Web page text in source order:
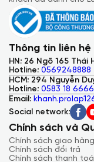
2. RAM 16GB
Đa nhiệm
mái mở nhiều
không lo máy
Khả năng
lớn giúp
Thông tin liên hệ
HN: 26 Ngõ 165
Hotline:
HCM: 294 Nguyễn
Hotline: 0583 18 6666
Email:
Social network:
Chính sách và
Chính sách giao
Chính sách đổi trả
Chính sách thanh